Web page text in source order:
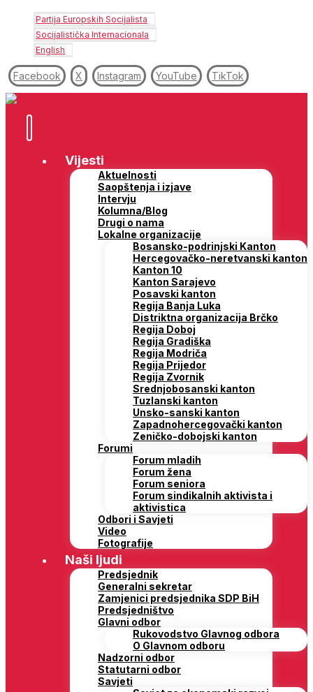
Partija Europskih Socijalista
Socijalistička Internacionala
English
Facebook X Instagram YouTube TikTok
Vijesti
Aktuelnosti
Saopštenja i izjave
Intervju
Kolumna/Blog
Drugi o nama
Lokalne organizacije
Bosansko-podrinjski Kanton
Hercegovačko-neretvanski kanton
Kanton 10
Kanton Sarajevo
Posavski kanton
Regija Banja Luka
Distriktna organizacija Brčko
Regija Doboj
Regija Gradiška
Regija Modriča
Regija Prijedor
Regija Zvornik
Srednjobosanski kanton
Tuzlanski kanton
Unsko-sanski kanton
Zapadnohercegovački kanton
Zeničko-dobojski kanton
Forumi
Forum mladih
Forum žena
Forum seniora
Forum sindikalnih aktivista i
aktivistica
Odbori i Savjeti
Video
Fotografije
Naši ljudi
Predsjednik
Generalni sekretar
Zamjenici predsjednika SDP BiH
Predsjedništvo
Glavni odbor
Rukovodstvo Glavnog odbora
O Glavnom odboru
Nadzorni odbor
Statutarni odbor
Savjeti